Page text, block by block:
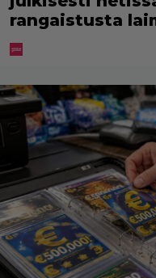
rangaistusta